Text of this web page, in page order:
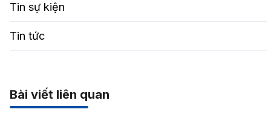
Tin sự kiện
Tin tức
Bài viết liên quan